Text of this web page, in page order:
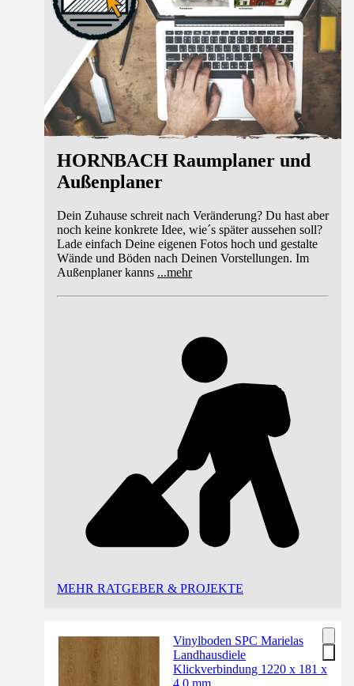
HORNBACH Raumplaner und
Außenplaner
Dein Zuhause schreit nach Veränderung? Du hast aber
noch keine konkrete Idee, wie´s später aussehen soll?
Lade einfach Deine eigenen Fotos hoch und gestalte
Wände und Böden nach Deinen Vorstellungen. Im
Außenplaner kanns ...mehr
MEHR RATGEBER & PROJEKTE
Vinylboden SPC Marielas
Landhausdiele
Klickverbindung 1220 x 181 x
4,0 mm